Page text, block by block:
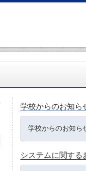
学校からのお知ら
学校からのお知ら
システムに関する